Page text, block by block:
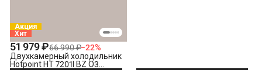
Акция
Хит
51 979 ₽66 990 ₽−22%
Двухкамерный холодильник
Hotpoint HT 7201I BZ O3